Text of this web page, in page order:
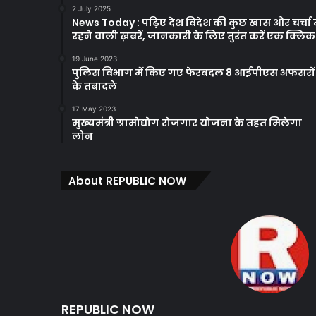
2 July 2025
News Today : पढ़िए देश विदेश की कुछ खास और चर्चा
रहने वाली ख़बरें, जानकारी के लिए तुरंत करें एक
19 June 2023
पुलिस विभाग में किए गए फेरबदल 8 आईपीएस अफसरों
के तबादले
17 May 2023
मुख्यमंत्री ग्रामोद्योग रोजगार योजना के तहत मिलेगा
लोन
About REPUBLIC NOW
REPUBLIC NOW